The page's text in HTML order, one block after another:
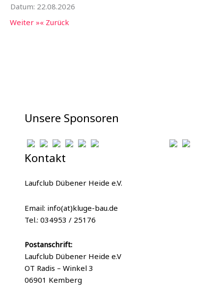
Datum: 22.08.2026
Weiter »« Zurück
Unsere Sponsoren
Kontakt
Laufclub Dübener Heide e.V.
Email: info(at)kluge-bau.de
Tel.: 034953 / 25176
Postanschrift:
Laufclub Dübener Heide e.V
OT Radis – Winkel 3
06901 Kemberg